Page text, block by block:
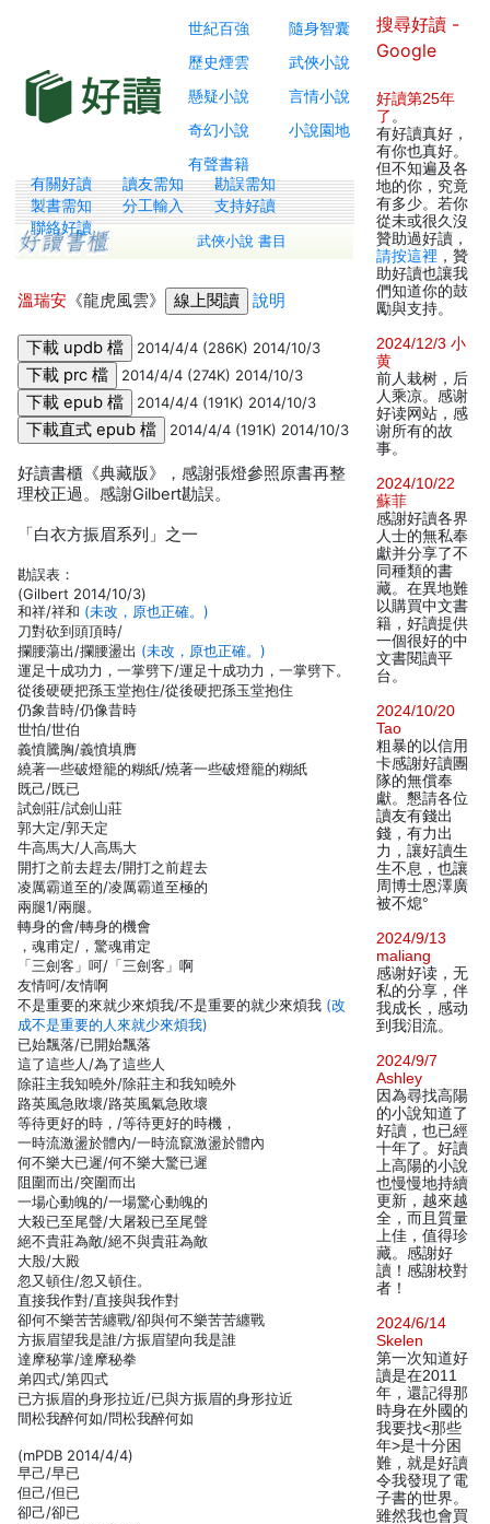
世紀百強
隨身智囊
歷史煙雲
武俠小說
懸疑小說
言情小說
奇幻小說
小說園地
有聲書籍
有關好讀 讀友需知
勘誤需知
製書需知
分工輸入
支持好讀
聯絡好讀
武俠小說 書目
溫瑞安 《龍虎風雲》 說明
2014/4/4 (286K) 2014/10/3
2014/4/4 (274K) 2014/10/3
2014/4/4 (191K) 2014/10/3
2014/4/4 (191K) 2014/10/3
好讀書櫃《典藏版》，感謝張燈參照原書再整
理校正過。感謝Gilbert勘誤。
「白衣方振眉系列」之一
勘誤表：
(Gilbert 2014/10/3)
和祥/祥和 (未改，原也正確。)
刀對砍到頭頂時/
攔腰蕩出/攔腰盪出 (未改，原也正確。)
運足十成功力，一掌劈下/運足十成功力，一掌劈下。
從後硬硬把孫玉堂抱住/從後硬把孫玉堂抱住
仍象昔時/仍像昔時
世怕/世伯
義憤騰胸/義憤填膺
繞著一些破燈籠的糊紙/燒著一些破燈籠的糊紙
既己/既已
試劍莊/試劍山莊
郭大定/郭天定
牛高馬大/人高馬大
開打之前去趕去/開打之前趕去
凌厲霸道至的/凌厲霸道至極的
兩腿1/兩腿。
轉身的會/轉身的機會
，魂甫定/，驚魂甫定
「三劍客」呵/「三劍客」啊
友情呵/友情啊
不是重要的來就少來煩我/不是重要的就少來煩我 (改
成不是重要的人來就少來煩我)
已始飄落/已開始飄落
這了這些人/為了這些人
除莊主我知曉外/除莊主和我知曉外
路英風急敗壞/路英風氣急敗壞
等待更好的時，/等待更好的時機，
一時流激盪於體內/一時流竄激盪於體內
何不樂大已遲/何不樂大驚已遲
阻圍而出/突圍而出
一場心動魄的/一場驚心動魄的
大殺已至尾聲/大屠殺已至尾聲
絕不貴莊為敵/絕不與貴莊為敵
大殷/大殿
忽又頓住/忽又頓住。
直接我作對/直接與我作對
卻何不樂苦苦纏戰/卻與何不樂苦苦纏戰
方振眉望我是誰/方振眉望向我是誰
達摩秘掌/達摩秘拳
弟四式/第四式
已方振眉的身形拉近/已與方振眉的身形拉近
間松我醉何如/問松我醉何如
(mPDB 2014/4/4)
早己/早已
但己/但已
卻己/卻已
搜尋好讀 -
Google
好讀第25年
了 。
有好讀真好，
有你也真好。
但不知遍及各
地的你，究竟
有多少。若你
從未或很久沒
贊助過好讀，
請按這裡 ，贊
助好讀也讓我
們知道你的鼓
勵與支持。
2024/12/3 小
黄
前人栽树，后
人乘凉。感谢
好读网站，感
谢所有的故
事。
2024/10/22
蘇菲
感謝好讀各界
人士的無私奉
獻并分享了不
同種類的書
藏。在異地難
以購買中文書
籍，好讀提供
一個很好的中
文書閱讀平
台。
2024/10/20
Tao
粗暴的以信用
卡感謝好讀團
隊的無償奉
獻。懇請各位
讀友有錢出
錢，有力出
力，讓好讀生
生不息，也讓
周博士恩澤廣
被不熄°
2024/9/13
maliang
感谢好读，无
私的分享，伴
我成长，感动
到我泪流。
2024/9/7
Ashley
因為尋找高陽
的小說知道了
好讀，也已經
十年了。好讀
上高陽的小說
也慢慢地持續
更新，越來越
全，而且質量
上佳，值得珍
藏。感謝好
讀！感謝校對
者！
2024/6/14
Skelen
第一次知道好
讀是在2011
年，還記得那
時身在外國的
我要找<那些
年>是十分困
難，就是好讀
令我發現了電
子書的世界。
雖然我也會買